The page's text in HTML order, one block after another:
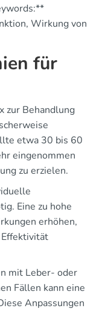
Wirkung von
für
zur Behandlung
etwa 30 bis 60
eingenommen
zu erzielen.
Eine zu hohe
erhöhen,
mit Leber- oder
Fällen kann eine
Anpassungen